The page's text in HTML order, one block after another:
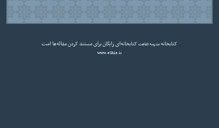
کتابخانهمدرسه فقاهت کتابخانه‌ای رایگان برای مستند کردن مقاله‌ها است
www.eShia.ir